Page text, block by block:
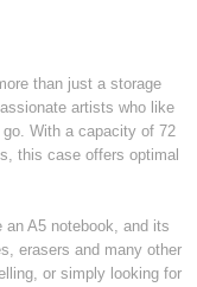
than just a storage
artists who like
With a capacity of 72
this case offers optimal
an A5 notebook, and its
erasers and many other
or simply looking for